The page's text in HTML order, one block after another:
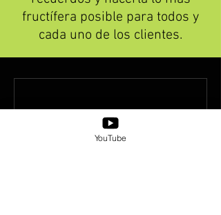
fructífera posible para todos y
cada uno de los clientes.
Nada que reservar ahora.
YouTube